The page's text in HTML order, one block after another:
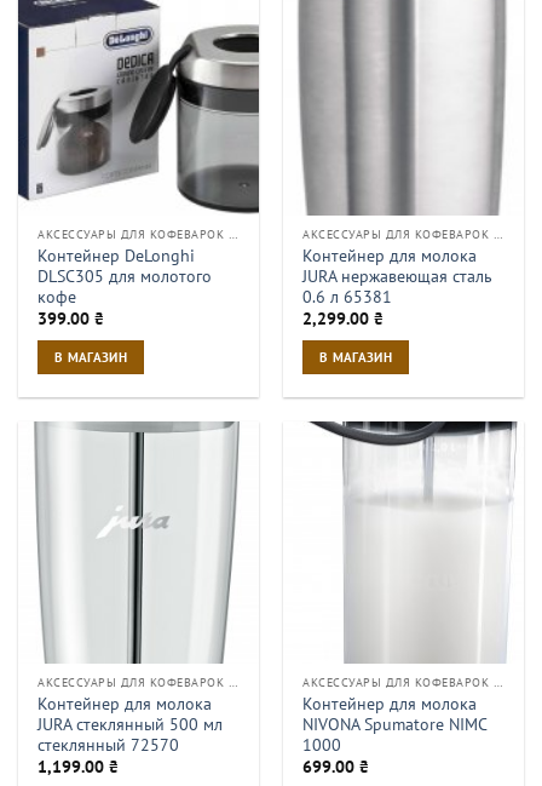
АКСЕССУАРЫ ДЛЯ КОФЕВАРОК И КОФЕМАШИН
Контейнер DeLonghi
DLSC305 для молотого
кофе
399.00₴
В МАГАЗИН
АКСЕССУАРЫ ДЛЯ КОФЕВАРОК И КОФЕМАШИН
Контейнер для молока
JURA нержавеющая сталь
0.6 л 65381
2,299.00₴
В МАГАЗИН
АКСЕССУАРЫ ДЛЯ КОФЕВАРОК И КОФЕМАШИН
Контейнер для молока
JURA стеклянный 500 мл
стеклянный 72570
1,199.00₴
АКСЕССУАРЫ ДЛЯ КОФЕВАРОК И КОФЕМАШИН
Контейнер для молока
NIVONA Spumatore NIMC
1000
699.00₴